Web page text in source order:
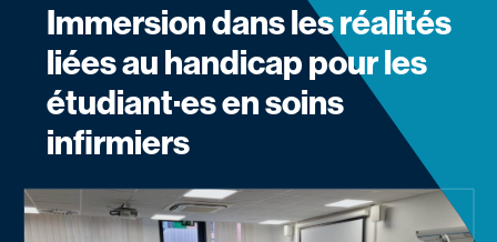
Formation continue
Campus
Services aux étudiants
Immersion dans les réalités
liées au handicap pour les
étudiant·es en soins
infirmiers